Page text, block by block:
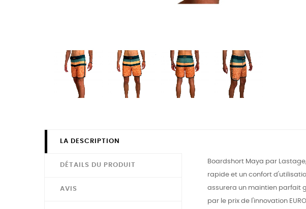
LA DESCRIPTION
DÉTAILS DU PRODUIT
AVIS
Boardshort Maya par
rapide et un confort
assurera un maintien parfait
par le prix de l'innovation